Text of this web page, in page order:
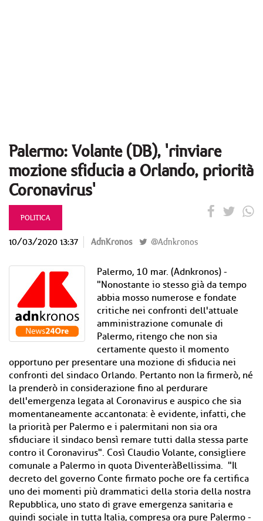
Palermo: Volante (DB), 'rinviare
mozione sfiducia a Orlando, priorità
Coronavirus'
POLITICA
10/03/2020 13:37 AdnKronos @Adnkronos
Palermo, 10 mar. (Adnkronos) -
"Nonostante io stesso già da tempo
abbia mosso numerose e fondate
critiche nei confronti dell'attuale
amministrazione comunale di
Palermo, ritengo che non sia
certamente questo il momento
opportuno per presentare una mozione di sfiducia nei
confronti del sindaco Orlando. Pertanto non la firmerò, né
la prenderò in considerazione fino al perdurare
dell'emergenza legata al Coronavirus e auspico che sia
momentaneamente accantonata: è evidente, infatti, che
la priorità per Palermo e i palermitani non sia ora
sfiduciare il sindaco bensì remare tutti dalla stessa parte
contro il Coronavirus". Così Claudio Volante, consigliere
comunale a Palermo in quota DiventeràBellissima. "Il
decreto del governo Conte firmato poche ore fa certifica
uno dei momenti più drammatici della storia della nostra
Repubblica, uno stato di grave emergenza sanitaria e
quindi sociale in tutta Italia, compresa ora pure Palermo -